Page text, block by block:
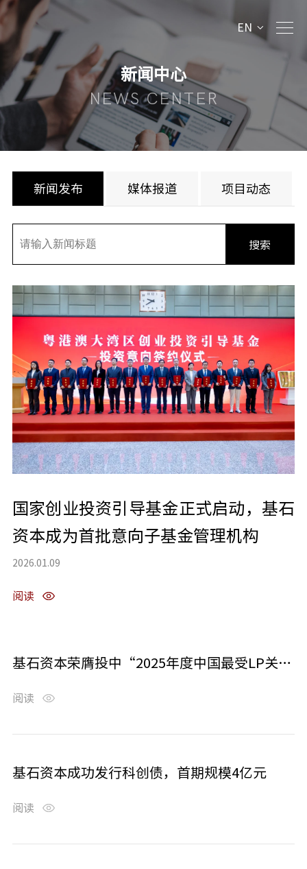
EN
新闻中心
NEWS CENTER
新闻发布 媒体报道 项目动态
搜索
国家创业投资引导基金正式启动，基石
资本成为首批意向子基金管理机构
2026.01.09
阅读
基石资本荣膺投中“2025年度中国最受LP关注的私募股权投资机构TOP5”等奖项
阅读
基石资本成功发行科创债，首期规模4亿元
阅读